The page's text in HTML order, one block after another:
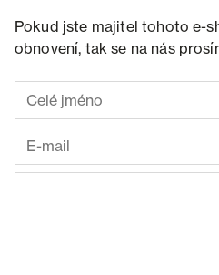
Pokud jste majitel tohoto e-
obnovení, tak se na nás